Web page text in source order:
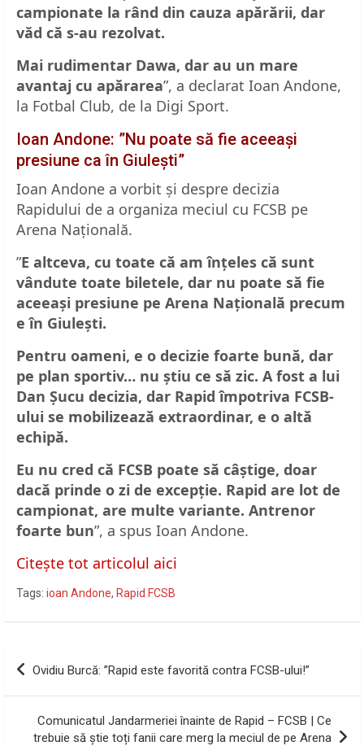
campionate la rând din cauza apărării, dar
văd că s-au rezolvat.
Mai rudimentar Dawa, dar au un mare
avantaj cu apărarea”, a declarat Ioan Andone,
la Fotbal Club, de la Digi Sport.
Ioan Andone: ”Nu poate să fie aceeași
presiune ca în Giulești”
Ioan Andone a vorbit și despre decizia
Rapidului de a organiza meciul cu FCSB pe
Arena Națională.
”E altceva, cu toate că am înțeles că sunt
vândute toate biletele, dar nu poate să fie
aceeași presiune pe Arena Națională precum
e în Giulești.
Pentru oameni, e o decizie foarte bună, dar
pe plan sportiv… nu știu ce să zic. A fost a lui
Dan Șucu decizia, dar Rapid împotriva FCSB-
ului se mobilizează extraordinar, e o altă
echipă.
Eu nu cred că FCSB poate să câștige, doar
dacă prinde o zi de excepție. Rapid are lot de
campionat, are multe variante. Antrenor
foarte bun”, a spus Ioan Andone.
Citește tot articolul aici
Tags: ioan Andone, Rapid FCSB
Navigare
Ovidiu Burcă: ”Rapid este favorită contra FCSB-ului!”
Comunicatul Jandarmeriei înainte de Rapid – FCSB | Ce
trebuie să știe toți fanii care merg la meciul de pe Arena